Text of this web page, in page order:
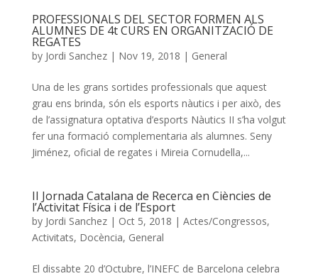
PROFESSIONALS DEL SECTOR FORMEN ALS
ALUMNES DE 4t CURS EN ORGANITZACIÓ DE
REGATES
by Jordi Sanchez| Nov 19, 2018 | General
Una de les grans sortides professionals que aquest
grau ens brinda, són els esports nàutics i per això, des
de l’assignatura optativa d’esports Nàutics II s’ha volgut
fer una formació complementaria als alumnes. Seny
Jiménez, oficial de regates i Mireia Cornudella,...
II Jornada Catalana de Recerca en Ciències de
l’Activitat Física i de l’Esport
by Jordi Sanchez| Oct 5, 2018 | Actes/Congressos,
Activitats, Docència, General
El dissabte 20 d’Octubre, l’INEFC de Barcelona celebra